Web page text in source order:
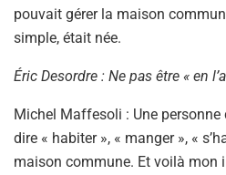
pouvait gérer la maison
simple, était née.
Éric Desordre : Ne pas être « en
Michel Maffesoli : Une
dire « habiter », « manger », «
maison commune. Et voilà mon